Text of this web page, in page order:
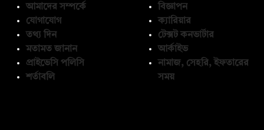
আমাদের সম্পর্কে
যোগাযোগ
তথ্য দিন
মতামত জানান
প্রাইভেসি পলিসি
শর্তাবলি
বিজ্ঞাপন
ক্যারিয়ার
টেক্সট কনভার্টার
আর্কাইভ
নামাজ, সেহরি, ইফতারের
সময়